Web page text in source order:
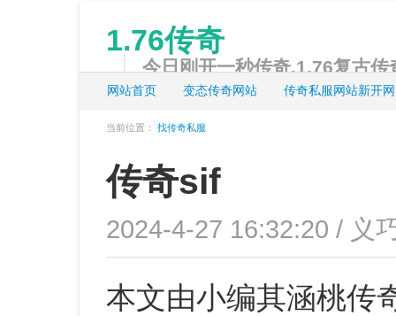
1.76传奇
今日刚开一秒传奇,1.76复古
网站首页 变态传奇网站 传奇私服网站新开网
当前位置： 找传奇私服
传奇sif
2024-4-27 16:32:20 / 义
本文由小编其涵桃传